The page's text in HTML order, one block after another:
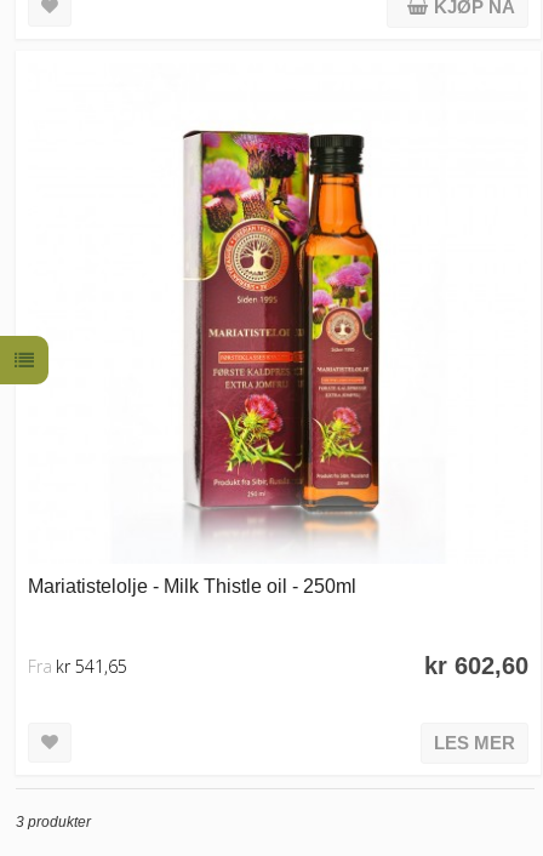
KJØP NÅ
Mariatistelolje - Milk Thistle oil - 250ml
kr 602,60
Fra kr 541,65
LES MER
3 produkter